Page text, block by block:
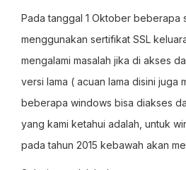
Pada tanggal 1 Oktober beberapa
menggunakan sertifikat SSL
mengalami masalah jika di akses
versi lama ( acuan lama disini juga
beberapa windows bisa diakses
yang kami ketahui adalah, untuk
pada tahun 2015 kebawah akan